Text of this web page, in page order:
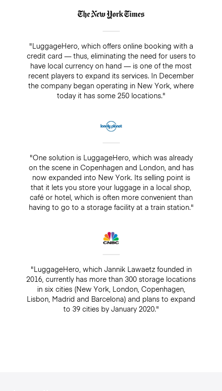
"LuggageHero, which offers online booking with a
credit card — thus, eliminating the need for users to
have local currency on hand — is one of the most
recent players to expand its services. In December
the company began operating in New York, where
today it has some 250 locations."
"One solution is LuggageHero, which was already
on the scene in Copenhagen and London, and has
now expanded into New York. Its selling point is
that it lets you store your luggage in a local shop,
café or hotel, which is often more convenient than
having to go to a storage facility at a train station."
"LuggageHero, which Jannik Lawaetz founded in
2016, currently has more than 300 storage locations
in six cities (New York, London, Copenhagen,
Lisbon, Madrid and Barcelona) and plans to expand
to 39 cities by January 2020."